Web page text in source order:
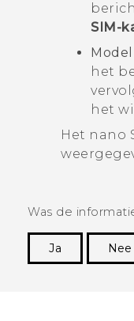
SIM-
het
het
Het nano
Was de
Ja
Nee